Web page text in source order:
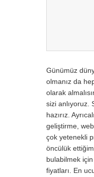
Günümüz
olmanız da
olarak
sizi anlıyoruz.
hazırız.
geliştirme,
çok yetenekli
öncülük
bulabilmek
fiyatları. En